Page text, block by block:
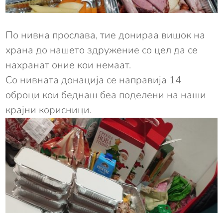
По нивна прослава, тие донираа вишок на
храна до нашето здружение со цел да се
нахранат оние кои немаат.
Со нивната донација се направија 14
оброци кои беднаш беа поделени на наши
крајни корисници.